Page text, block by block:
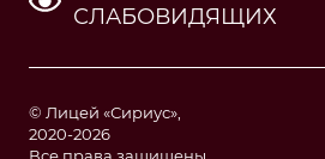
СЛАБОВИДЯЩИХ
© Лицей «Сириус»,
2020-2026